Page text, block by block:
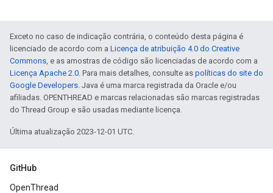
Exceto no caso de indicação contrária, o conteúdo desta página é
licenciado de acordo com a Licença de atribuição 4.0 do Creative
Commons, e as amostras de código são licenciadas de acordo com a
Licença Apache 2.0. Para mais detalhes, consulte as políticas do site do
Google Developers. Java é uma marca registrada da Oracle e/ou
afiliadas. OPENTHREAD e marcas relacionadas são marcas registradas
do Thread Group e são usadas mediante licença.
Última atualização 2023-12-01 UTC.
GitHub
OpenThread